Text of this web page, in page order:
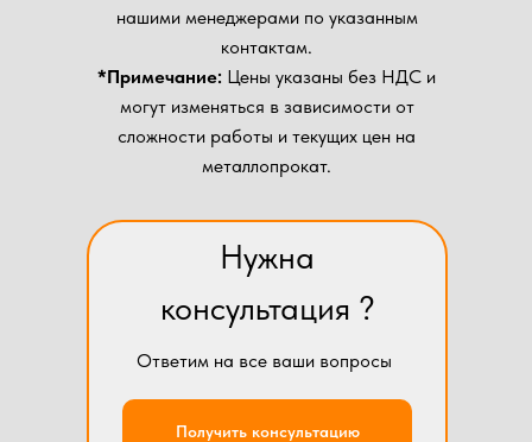
725 579 433
нашими менеджерами по указанным
контактам.
*Примечание: Цены указаны без НДС и
могут изменяться в зависимости от
сложности работы и текущих цен на
металлопрокат.
Получить консультацию
Нужна
консультация ?
Ответим на все ваши вопросы